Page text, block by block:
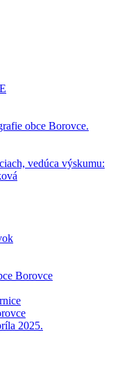
obce Borovce.
vedúca výskumu:
Borovce
2025.